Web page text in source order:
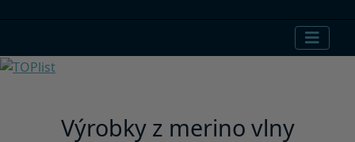
Výrobky z merino vlny